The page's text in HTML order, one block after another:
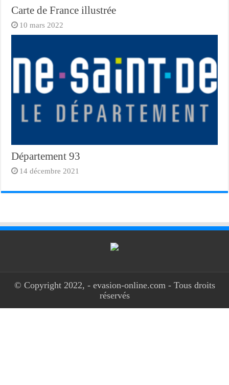
Carte de France illustrée
10 mars 2022
Département 93
14 décembre 2021
© Copyright 2022, - evasion-online.com - Tous droits
réservés